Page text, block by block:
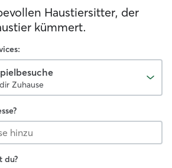
Haustiersitter, der
kümmert.
Zuhause
du?